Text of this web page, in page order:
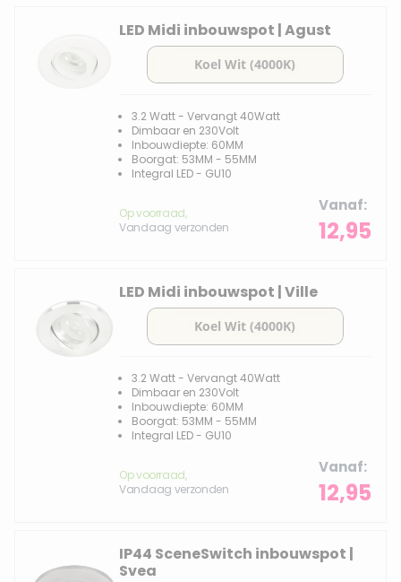
LED Midi inbouwspot | Agust
3.2 Watt - Vervangt 40Watt
Dimbaar en 230Volt
Inbouwdiepte: 60MM
Boorgat: 53MM - 55MM
Integral LED - GU10
Op voorraad,
Vandaag verzonden
Vanaf
12,95
LED Midi inbouwspot | Ville
3.2 Watt - Vervangt 40Watt
Dimbaar en 230Volt
Inbouwdiepte: 60MM
Boorgat: 53MM - 55MM
Integral LED - GU10
Op voorraad,
Vandaag verzonden
Vanaf
12,95
IP44 SceneSwitch inbouwspot |
Svea